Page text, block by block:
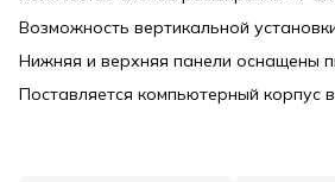
Возможность вертикальной
Нижняя и верхняя панели оснащены
Поставляется компьютерный корпус